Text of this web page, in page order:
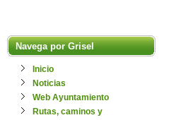
Navega por Grisel
Inicio
Noticias
Web Ayuntamiento
Rutas, caminos y